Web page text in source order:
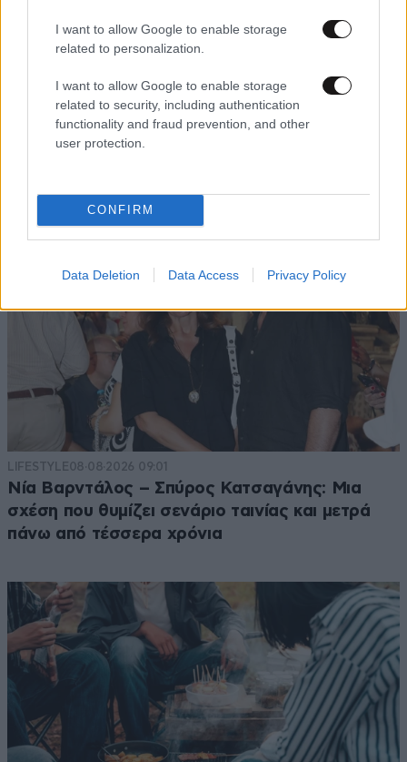
I want to allow Google to enable storage
related to personalization.
I want to allow Google to enable storage
related to security, including authentication
functionality and fraud prevention, and other
user protection.
CONFIRM
Data Deletion Data Access Privacy Policy
LIFESTYLE08·08·2026 09:01
Νία Βαρντάλος – Σπύρος Κατσαγάνης: Μια
σχέση που θυμίζει σενάριο ταινίας και μετρά
πάνω από τέσσερα χρόνια